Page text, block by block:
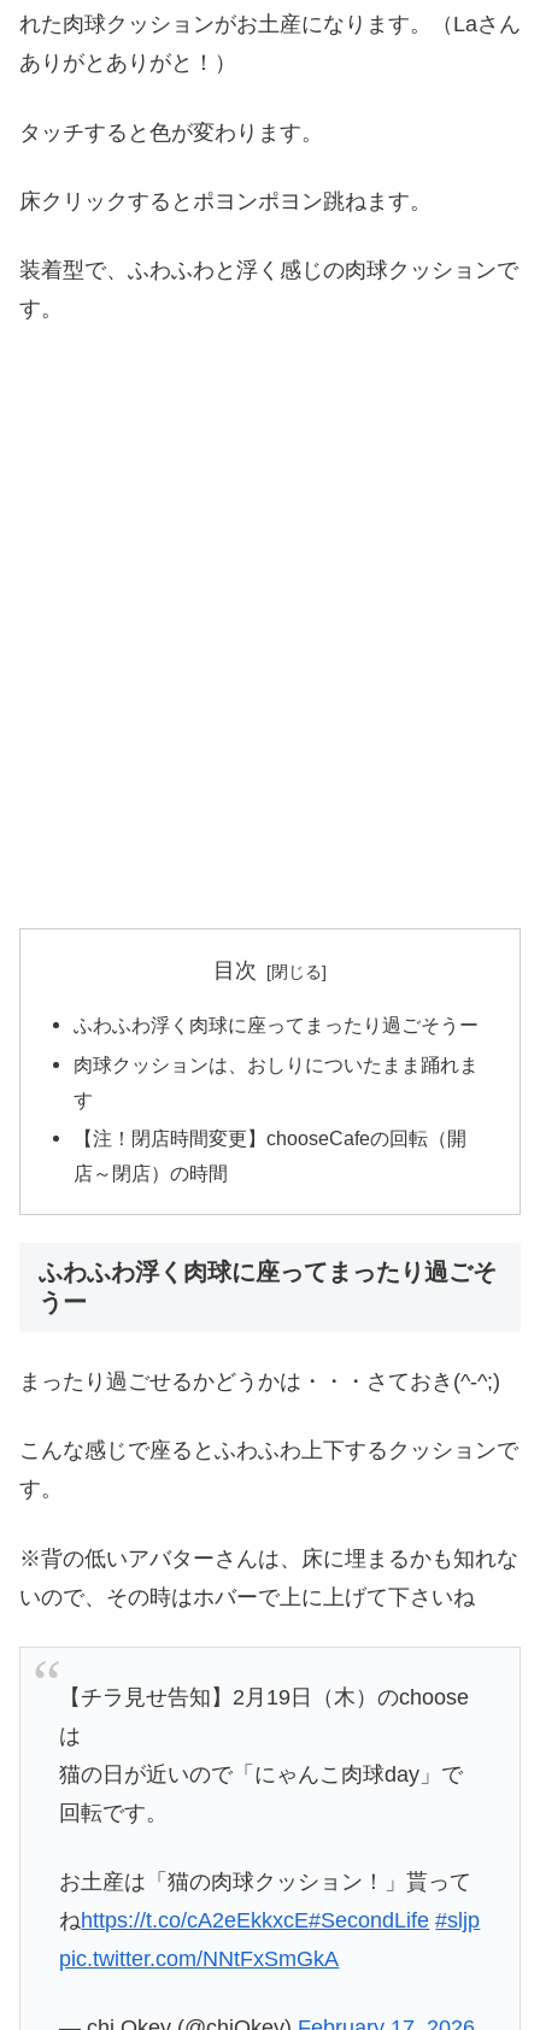
れた肉球クッションがお土産になります。（Laさん
ありがとありがと！）
タッチすると色が変わります。
床クリックするとポヨンポヨン跳ねます。
装着型で、ふわふわと浮く感じの肉球クッションで
す。
目次
ふわふわ浮く肉球に座ってまったり過ごそうー
肉球クッションは、おしりについたまま踊れま
す
【注！閉店時間変更】chooseCafeの回転（開
店～閉店）の時間
ふわふわ浮く肉球に座ってまったり過ごそ
うー
まったり過ごせるかどうかは・・・さておき(^-^;)
こんな感じで座るとふわふわ上下するクッションで
す。
※背の低いアバターさんは、床に埋まるかも知れな
いので、その時はホバーで上に上げて下さいね
【チラ見せ告知】2月19日（木）のchoose
は
猫の日が近いので「にゃんこ肉球day」で
回転です。
お土産は「猫の肉球クッション！」貰って
ねhttps://t.co/cA2eEkkxcE#SecondLife #sljp
pic.twitter.com/NNtFxSmGkA